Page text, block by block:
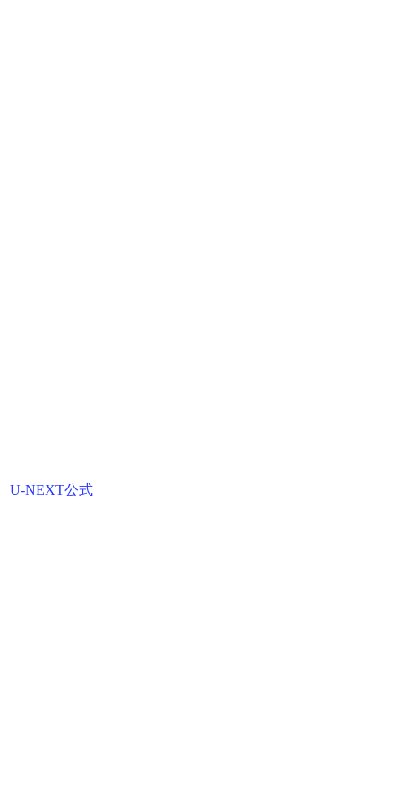
U-NEXT公式